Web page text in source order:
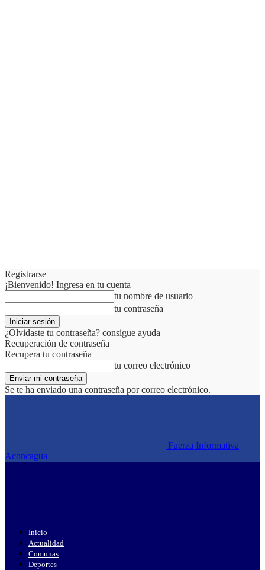
Registrarse
¡Bienvenido! Ingresa en tu cuenta
tu nombre de usuario
tu contraseña
¿Olvidaste tu contraseña? consigue ayuda
Recuperación de contraseña
Recupera tu contraseña
tu correo electrónico
Se te ha enviado una contraseña por correo electrónico.
Fuerza Informativa
Aconcagua
Inicio
Actualidad
Comunas
Deportes